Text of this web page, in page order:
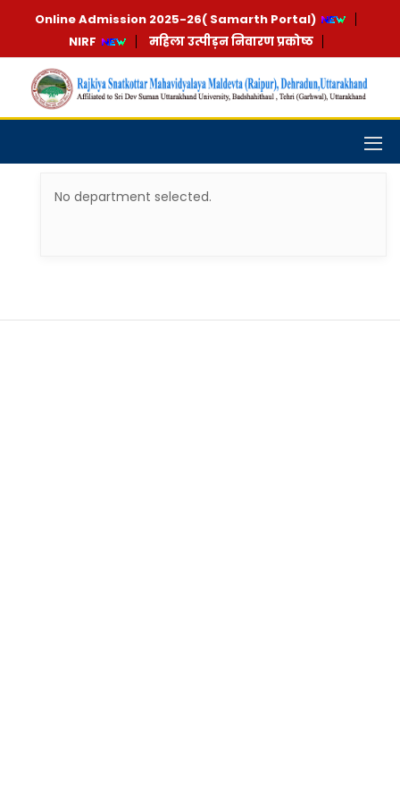
Online Admission 2025-26( Samarth Portal)
NIRF
महिला उत्पीड़न निवारण प्रकोष्ठ
No department selected.